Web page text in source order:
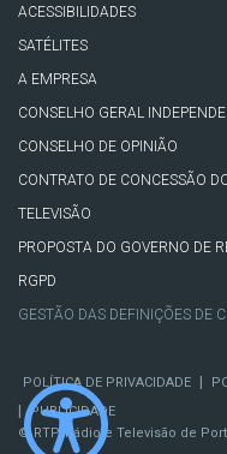
ACESSIBILIDADES
SATÉLITES
A EMPRESA
CONSELHO GERAL
CONSELHO DE OPINIÃO
CONTRATO DE CONCESSÃO
TELEVISÃO
PROPOSTA DO GOVERNO DE
RGPD
GESTÃO DAS DEFINIÇÕES DE
POLÍTICA DE PRIVACIDADE |
|
PUBLICIDADE
© RTP, Rádio e Televisão de